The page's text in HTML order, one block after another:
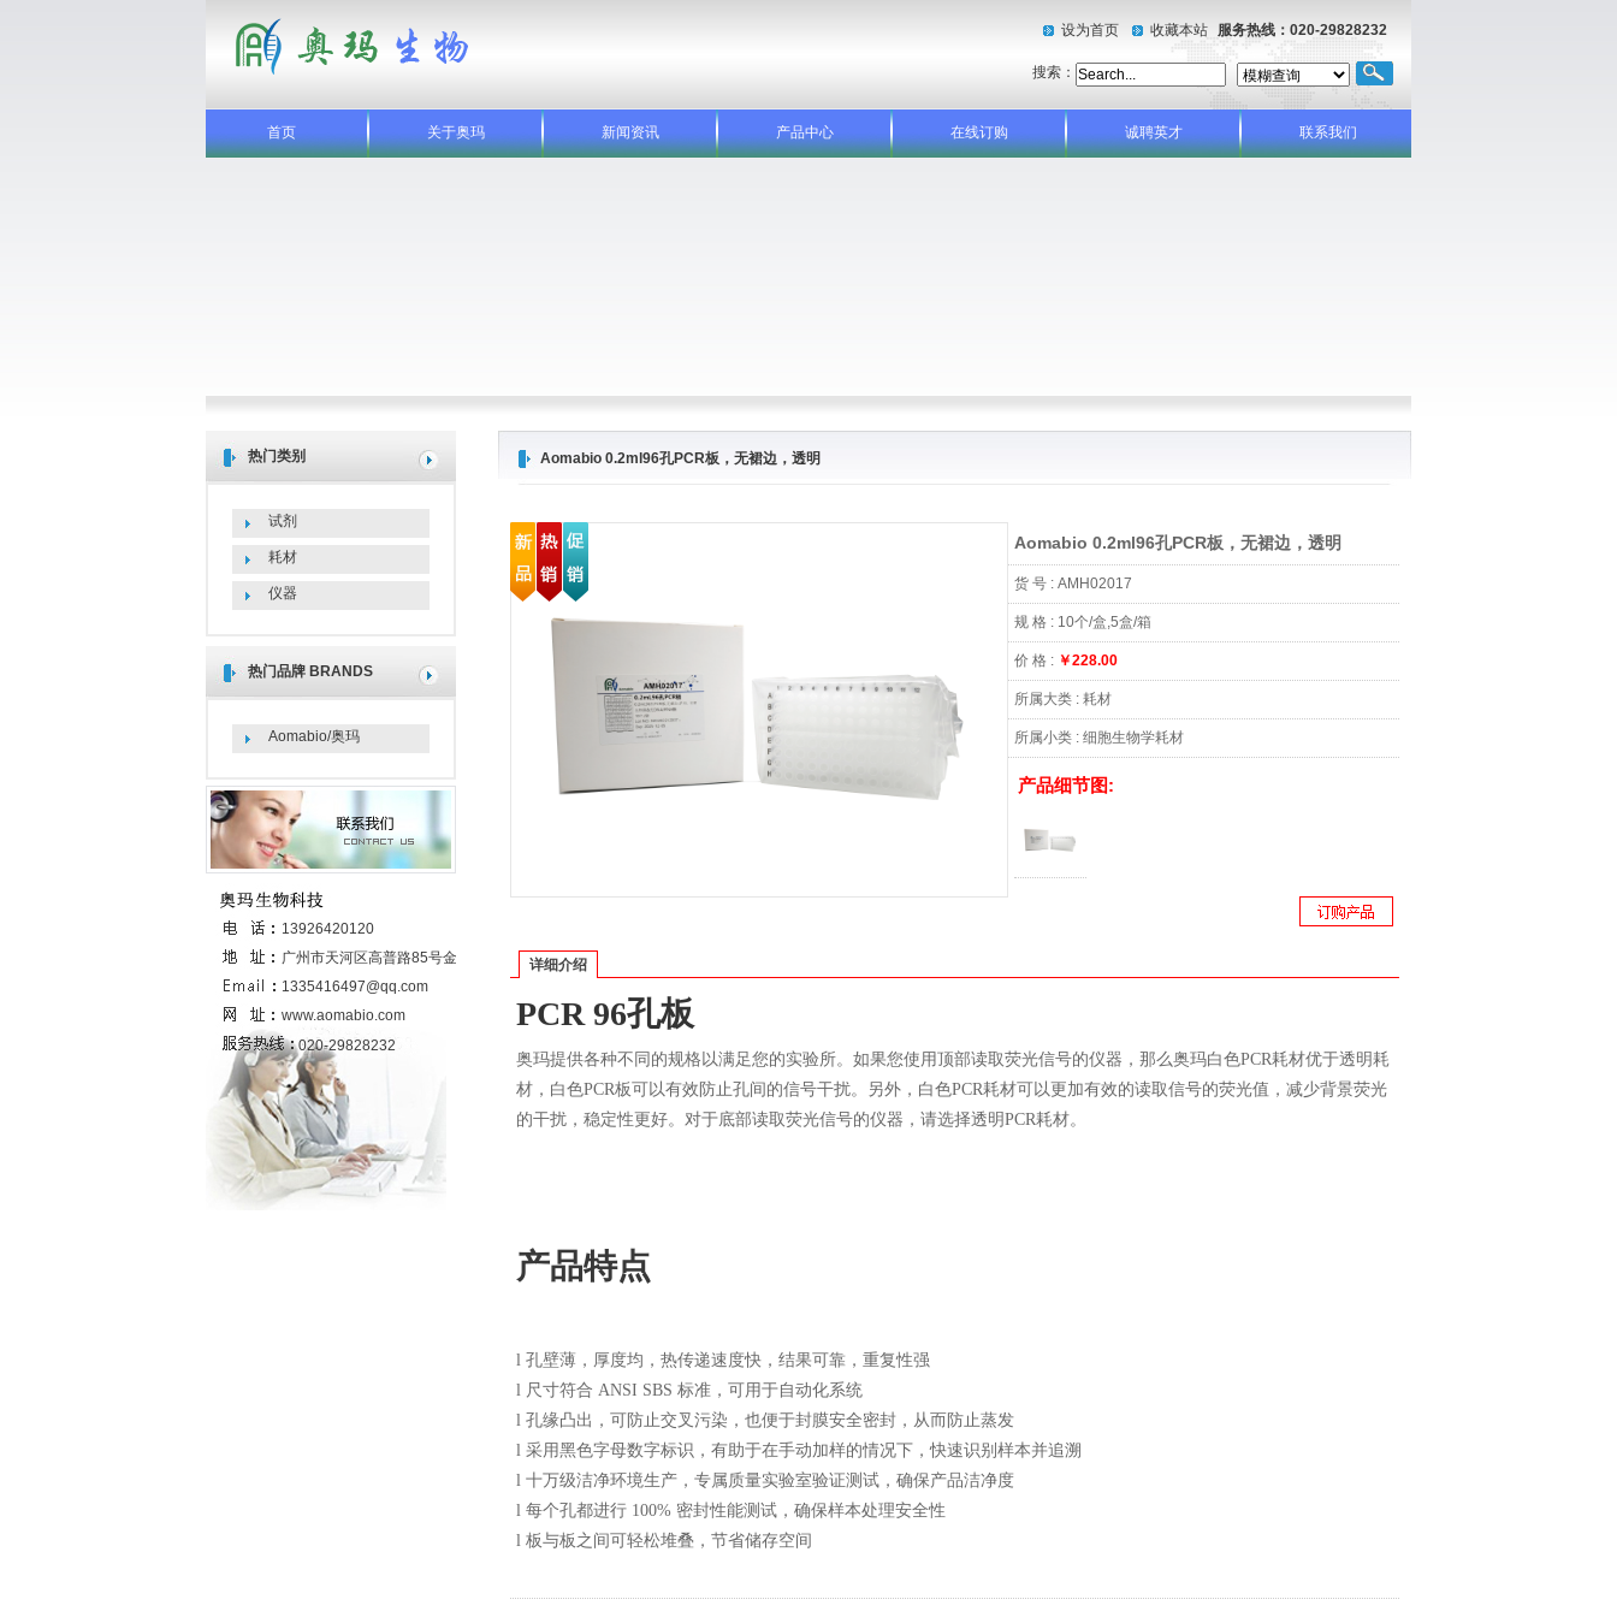
设为首页 收藏本站 服务热线：020-29828232
搜索：
首页 关于奥玛 新闻资讯 产品中心 在线订购 诚聘英才 联系我们
Aomabio 0.2ml96孔PCR板，无裙边，透明
Aomabio 0.2ml96孔PCR板，无裙边，透明
货 号 : AMH02017
规 格 : 10个/盒,5盒/箱
价 格 : ￥228.00
所属大类 : 耗材
所属小类 : 细胞生物学耗材
产品细节图:
详细介绍
PCR 96孔板
奥玛提供各种不同的规格以满足您的实验所。如果您使用顶部读取荧光信号的仪器，那么奥玛白色PCR耗材优于透明耗
材，白色PCR板可以有效防止孔间的信号干扰。另外，白色PCR耗材可以更加有效的读取信号的荧光值，减少背景荧光
的干扰，稳定性更好。对于底部读取荧光信号的仪器，请选择透明PCR耗材。
产品特点
l 孔壁薄，厚度均，热传递速度快，结果可靠，重复性强
l 尺寸符合 ANSI SBS 标准，可用于自动化系统
l 孔缘凸出，可防止交叉污染，也便于封膜安全密封，从而防止蒸发
l 采用黑色字母数字标识，有助于在手动加样的情况下，快速识别样本并追溯
l 十万级洁净环境生产，专属质量实验室验证测试，确保产品洁净度
l 每个孔都进行 100% 密封性能测试，确保样本处理安全性
l 板与板之间可轻松堆叠，节省储存空间
热门类别
试剂
耗材
仪器
热门品牌 BRANDS
Aomabio/奥玛
联系我们
13926420120
广州市天河区高普路85号金发科技园
6号楼437室
1335416497@qq.com
www.aomabio.com
020-29828232